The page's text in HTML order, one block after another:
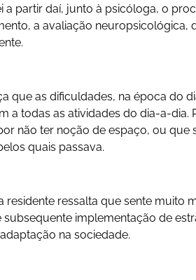
a partir daí, junto à psicóloga, o
a avaliação neuropsicológica,
que as dificuldades, na época do
a todas as atividades do dia-a-
não ter noção de espaço, ou
quais passava.
residente ressalta que sente muito
subsequente implementação de
na sociedade.